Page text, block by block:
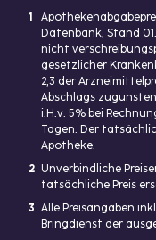
1
Datenbank, Stand
nicht
gesetzlicher
2,3 der
Abschlags zugunsten
i.H.v. 5% bei
Tagen. Der
Apotheke.
2 Unverbindliche
tatsächliche Preis
3 Alle Preisangaben
Bringdienst der